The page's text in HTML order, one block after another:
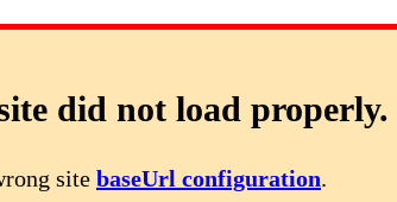
did not load properly.
site baseUrl configuration.